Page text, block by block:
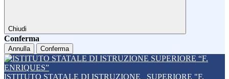
Chiudi
Conferma
Annulla Conferma
ISTITUTO STATALE DI ISTRUZIONE
SUPERIORE "F.